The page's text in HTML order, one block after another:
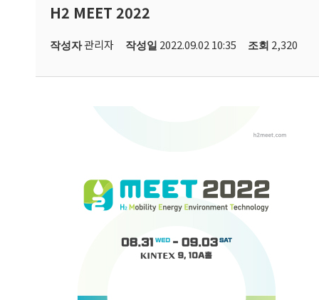
H2 MEET 2022
작성자관리자 작성일 2022.09.02 10:35 조회 2,320